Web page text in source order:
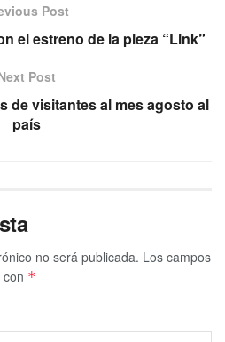
Post
el estreno de la pieza “Link”
Post
de visitantes al mes agosto al
país
no será publicada. Los campos
*